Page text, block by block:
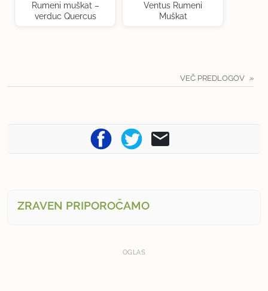
Rumeni muškat –
verduc Quercus
Ventus Rumeni
Muškat
VEČ PREDLOGOV
ZRAVEN PRIPOROČAMO
OGLAS